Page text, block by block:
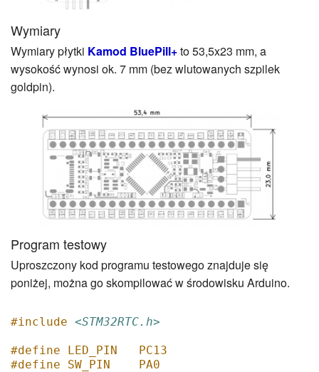
Wymiary
Wymiary płytki Kamod BluePill+to 53,5x23 mm, a
wysokość wynosi ok. 7 mm (bez wlutowanych szpilek
goldpin).
Program testowy
Uproszczony kod programu testowego znajduje się
poniżej, można go skompilować w środowisku Arduino.
#include <STM32RTC.h>
#define LED_PIN   PC13
#define SW_PIN    PA0